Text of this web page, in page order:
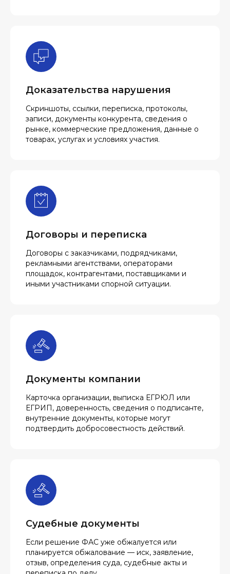
Доказательства нарушения
Скриншоты, ссылки, переписка, протоколы,
записи, документы конкурента, сведения о
рынке, коммерческие предложения, данные о
товарах, услугах и условиях участия.
Договоры и переписка
Договоры с заказчиками, подрядчиками,
рекламными агентствами, операторами
площадок, контрагентами, поставщиками и
иными участниками спорной ситуации.
Документы компании
Карточка организации, выписка ЕГРЮЛ или
ЕГРИП, доверенность, сведения о подписанте,
внутренние документы, которые могут
подтвердить добросовестность действий.
Судебные документы
Если решение ФАС уже обжалуется или
планируется обжалование — иск, заявление,
отзыв, определения суда, судебные акты и